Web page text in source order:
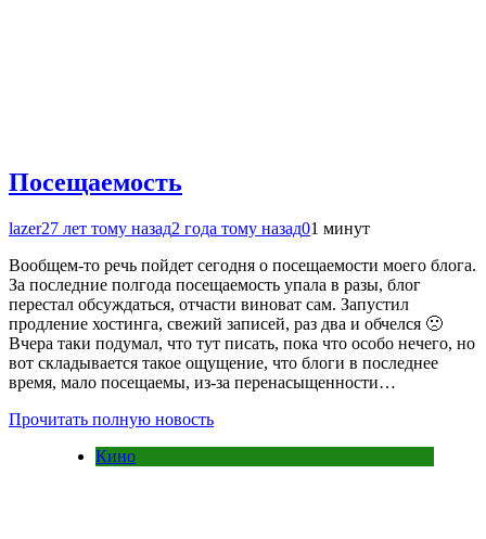
Посещаемость
lazer27 лет тому назад2 года тому назад01 минут
Вообщем-то речь пойдет сегодня о посещаемости моего блога.
За последние полгода посещаемость упала в разы, блог
перестал обсуждаться, отчасти виноват сам. Запустил
продление хостинга, свежий записей, раз два и обчелся 🙁
Вчера таки подумал, что тут писать, пока что особо нечего, но
вот складывается такое ощущение, что блоги в последнее
время, мало посещаемы, из-за перенасыщенности…
Прочитать полную новость
Кино